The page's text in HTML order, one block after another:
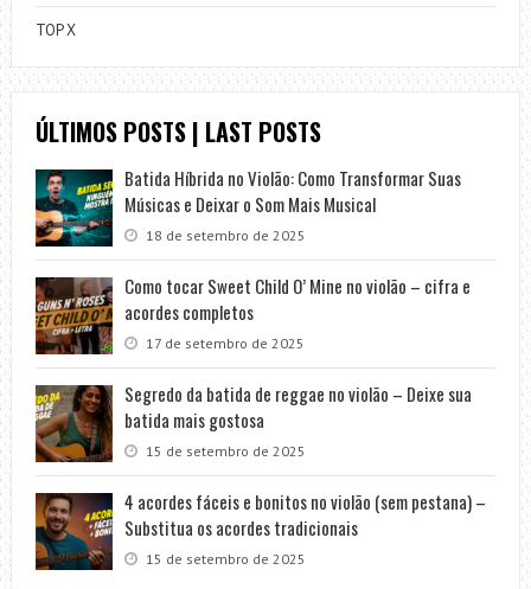
TOP X
ÚLTIMOS POSTS | LAST POSTS
Batida Híbrida no Violão: Como Transformar Suas
Músicas e Deixar o Som Mais Musical
18 de setembro de 2025
Como tocar Sweet Child O’ Mine no violão – cifra e
acordes completos
17 de setembro de 2025
Segredo da batida de reggae no violão – Deixe sua
batida mais gostosa
15 de setembro de 2025
4 acordes fáceis e bonitos no violão (sem pestana) –
Substitua os acordes tradicionais
15 de setembro de 2025